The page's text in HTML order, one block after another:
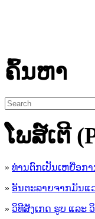
ຄົ້ນຫາ
ໂພສ໌ເຕີ
» ທ່ານຕົກເປັນເຫຍື່ອກ
» ອັນຕະລາຍຈາກມັນແວ
» ວິທີສັງເກດ ຮູບ ແລະ